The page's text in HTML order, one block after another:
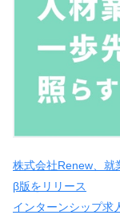
株式会社Renew、就
β版をリリース
インターンシップ求